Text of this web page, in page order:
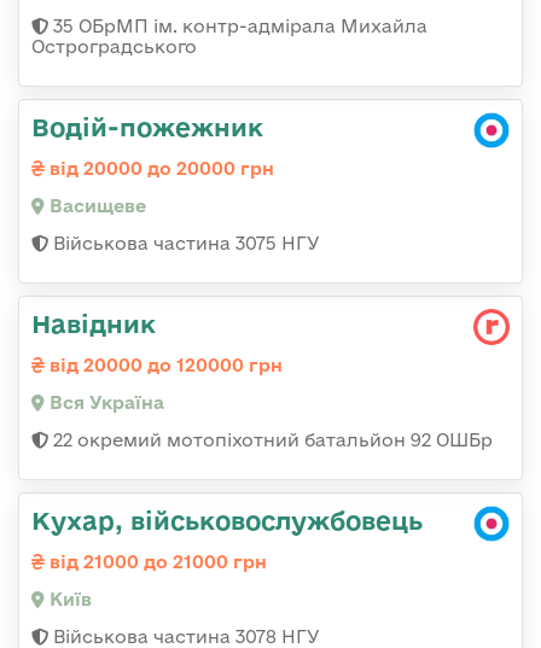
35 ОБрМП ім. контр-адмірала Михайла
Остроградського
Водій-пожежник
від 20000 до 20000 грн
Васищеве
Військова частина 3075 НГУ
Навідник
від 20000 до 120000 грн
Вся Україна
22 окремий мотопіхотний батальйон 92 ОШБр
Кухар, військовослужбовець
від 21000 до 21000 грн
Київ
Військова частина 3078 НГУ